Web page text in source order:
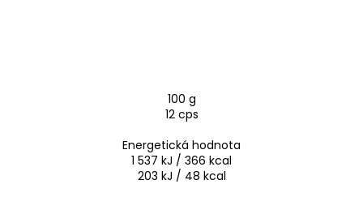
100 g
12 cps
Energetická hodnota
1 537 kJ / 366 kcal
203 kJ / 48 kcal